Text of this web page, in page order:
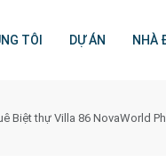
TÔI DỰ ÁN NHÀ
Biệt thự Villa 86 NovaWorld